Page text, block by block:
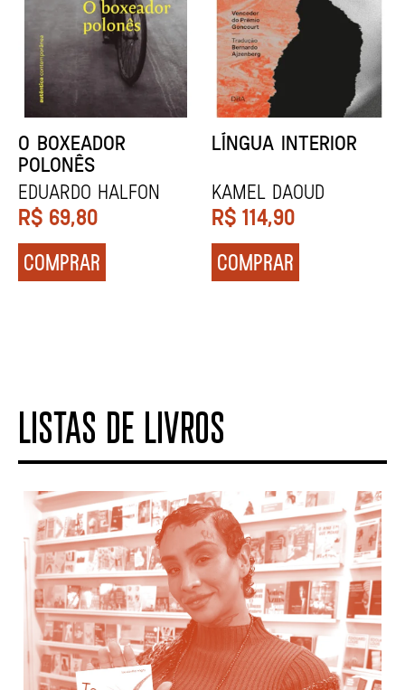
DENTES BRANCOS
Zadie Smith
R$ 129,90
COMPRAR
UCRÂNIA
Andrei Kurkov
R$ 139,90
COMPRAR
LISTAS DE LIVROS